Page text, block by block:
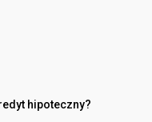
hipoteczny?